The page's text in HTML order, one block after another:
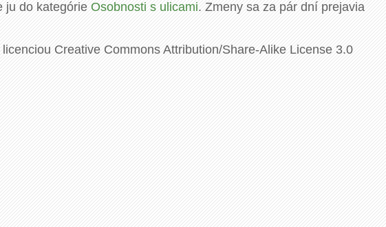
ju do kategórieOsobnosti s ulicami. Zmeny sa za pár dní prejavia
Creative Commons Attribution/Share-Alike License 3.0